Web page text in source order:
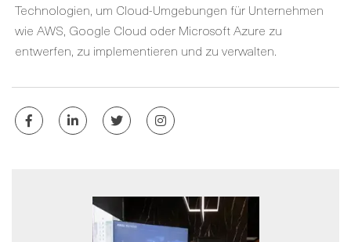
Technologien, um Cloud-Umgebungen für Unternehmen
wie AWS, Google Cloud oder Microsoft Azure zu
entwerfen, zu implementieren und zu verwalten.